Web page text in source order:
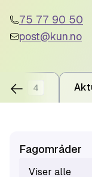
75 77 90 50
post@kun.no
4
Fagområder
Viser alle